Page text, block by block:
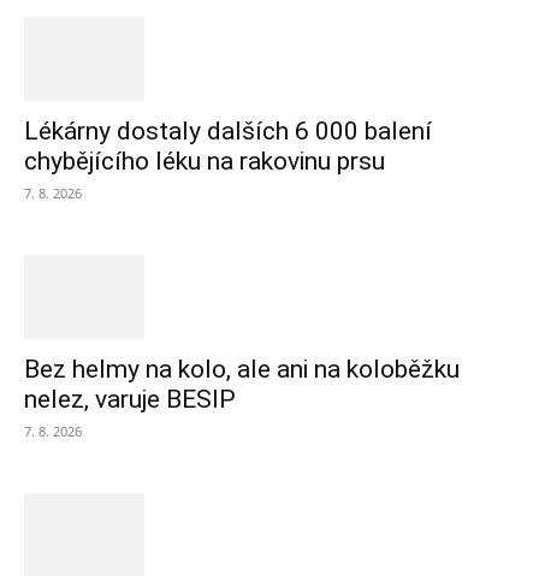
Lékárny dostaly dalších 6 000 balení
chybějícího léku na rakovinu prsu
7. 8. 2026
Bez helmy na kolo, ale ani na koloběžku
nelez, varuje BESIP
7. 8. 2026